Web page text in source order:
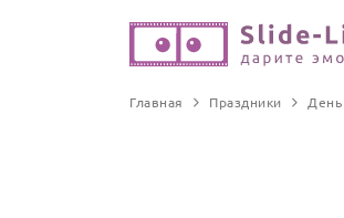
Главная Праздники